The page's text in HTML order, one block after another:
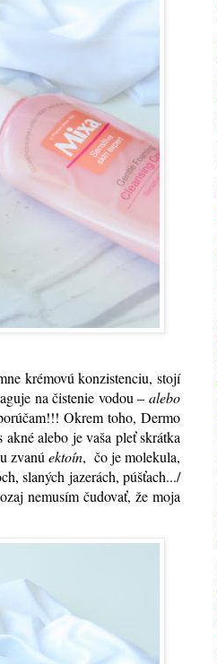
krémovú konzistenciu, stojí
na čistenie vodou –alebo
Okrem toho, Dermo
alebo je vaša pleť skrátka
zvanú ektoín, čo je molekula,
slaných jazerách, púšťach.../
nemusím čudovať, že moja